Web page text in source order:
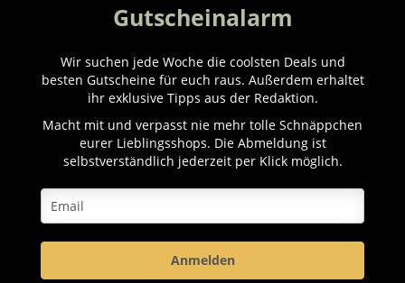
Gutscheinalarm
Wir suchen jede Woche die coolsten Deals und
besten Gutscheine für euch raus. Außerdem erhaltet
ihr exklusive Tipps aus der Redaktion.
Macht mit und verpasst nie mehr tolle Schnäppchen
eurer Lieblingsshops. Die Abmeldung ist
selbstverständlich jederzeit per Klick möglich.
Anmelden